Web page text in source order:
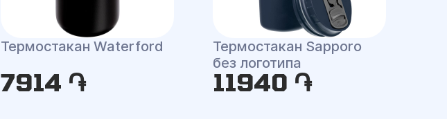
Термостакан Waterford
7914 ֏
Термостакан Sapporo
без логотипа
11940 ֏